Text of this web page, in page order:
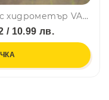
Кръгъл стаен термометър с хидрометър VA-377
/ 10.99 лв.